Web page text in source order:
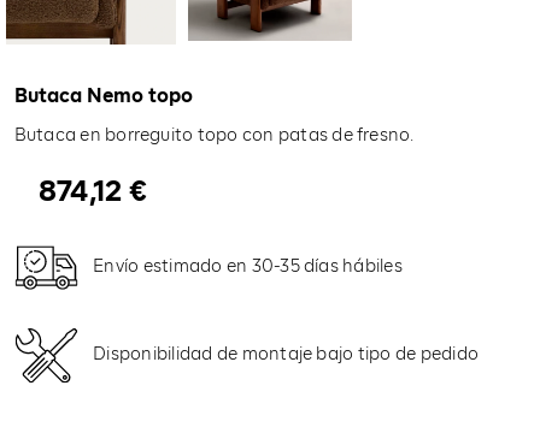
Butaca Nemo topo
Butaca en borreguito topo con patas de fresno.
874,12€
Envío estimado en 30-35 días hábiles
Disponibilidad de montaje bajo tipo de pedido